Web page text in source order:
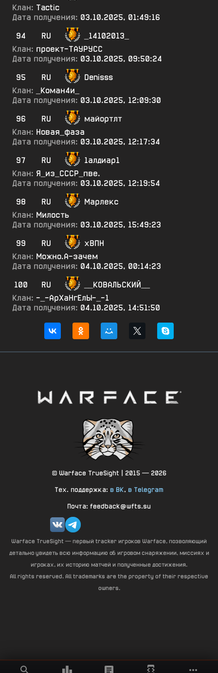
Клан: Tactic
Дата получения: 03.10.2025, 01:49:16
94
RU
_14102013_
Клан: проект-ТАУРУСС
Дата получения: 03.10.2025, 09:50:24
95
RU
Denisss
Клан:
_Коман4и_
Дата получения: 03.10.2025, 12:09:30
96
RU
майортлт
Клан: Новая_фаза
Дата получения: 03.10.2025, 12:17:34
97
RU
1алдиар1
Клан: Я_из_СССР_пве.
Дата получения: 03.10.2025, 12:19:54
98
RU
Марлекс
Клан: Милость
Дата получения: 03.10.2025, 15:49:23
99
RU
хВПН
Клан: Можно.А-зачем
Дата получения: 04.10.2025, 00:14:23
100
RU
__КОВАЛЬСКИЙ__
Клан: -_-АрХаНгЕлЫ-_-1
Дата получения: 04.10.2025, 14:51:50
© Warface TrueSight | 2015 — 2026
Тех. поддержка: в ВК, в Telegram
Почта: feedback@wfts.su
Warface TrueSight — первый tracker игроков Warface, позволяющий
детально увидеть всю информацию об игровом снаряжении, миссиях и
игроках, их историю матчей и полученные достижения.
All rights reserved. All trademarks are the property of their respective
owners.